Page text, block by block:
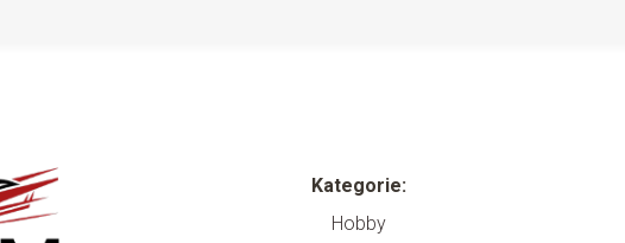
Kategorie:
Hobby